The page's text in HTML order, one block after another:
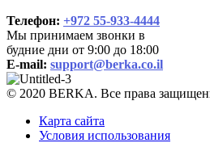
Телефон: +972 55-933-4444
Мы принимаем звонки в
будние дни от 9:00 до 18:00
E-mail: support@berka.co.il
© 2020 BERKA. Все права
Карта сайта
Условия использования